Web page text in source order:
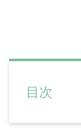
目次